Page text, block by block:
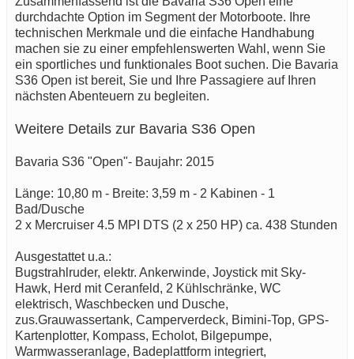
durchdachte Option im Segment der Motorboote. Ihre
technischen Merkmale und die einfache Handhabung
machen sie zu einer empfehlenswerten Wahl, wenn Sie
ein sportliches und funktionales Boot suchen. Die Bavaria
S36 Open ist bereit, Sie und Ihre Passagiere auf Ihren
nächsten Abenteuern zu begleiten.
Weitere Details zur Bavaria S36 Open
Bavaria S36 "Open"- Baujahr: 2015
Länge: 10,80 m - Breite: 3,59 m - 2 Kabinen - 1
Bad/Dusche
2 x Mercruiser 4.5 MPI DTS (2 x 250 HP) ca. 438 Stunden
Ausgestattet u.a.:
Bugstrahlruder, elektr. Ankerwinde, Joystick mit Sky-
Hawk, Herd mit Ceranfeld, 2 Kühlschränke, WC
elektrisch, Waschbecken und Dusche,
zus.Grauwassertank, Camperverdeck, Bimini-Top, GPS-
Kartenplotter, Kompass, Echolot, Bilgepumpe,
Warmwasseranlage, Badeplattform integriert,